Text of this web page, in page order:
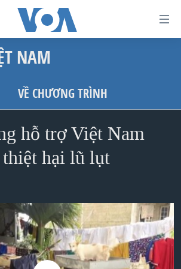
GIẢ
MẠI CỦA MỸ: QUÁ KHỨ VÀ HIỆN
NAM
VỀ CHƯƠNG TRÌNH
hỗ trợ Việt Nam
hại lũ lụt